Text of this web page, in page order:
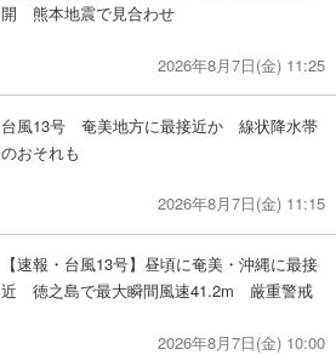
開 熊本地震で見合わせ
2026年8月7日(金) 11:25
台風13号 奄美地方に最接近か 線状降水帯
のおそれも
2026年8月7日(金) 11:15
【速報・台風13号】昼頃に奄美・沖縄に最接
近 徳之島で最大瞬間風速41.2m 厳重警戒
2026年8月7日(金) 10:00